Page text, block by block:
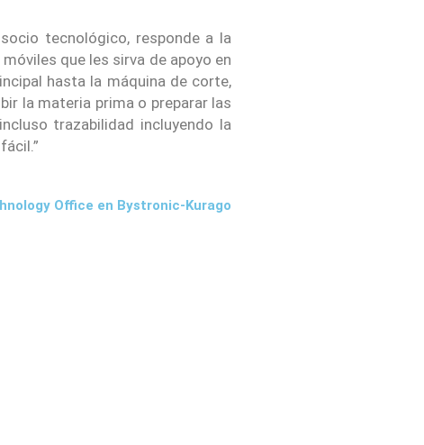
tecnológico, responde a la
que les sirva de apoyo en
hasta la máquina de corte,
la materia prima o preparar las
trazabilidad incluyendo la
Office en Bystronic-Kurago